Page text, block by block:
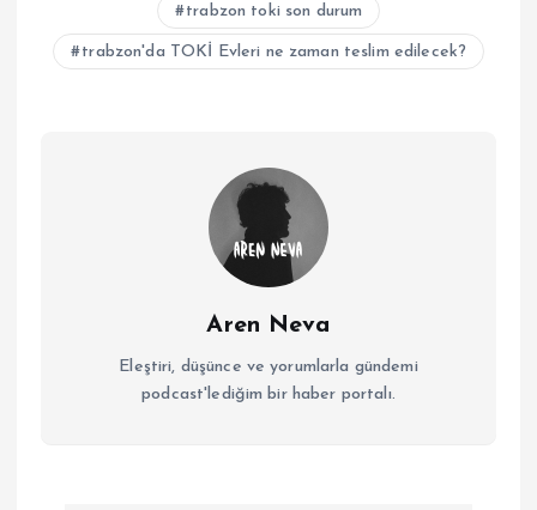
trabzon toki son durum
trabzon'da TOKİ Evleri ne zaman teslim edilecek?
Aren Neva
Eleştiri, düşünce ve yorumlarla gündemi
podcast'lediğim bir haber portalı.